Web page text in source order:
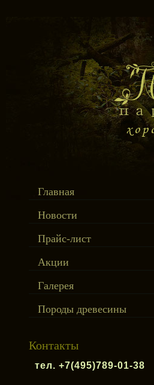
Главная
Новости
Прайс-лист
Акции
Галерея
Породы древесины
Контакты
тел. +7(495)789-01-38